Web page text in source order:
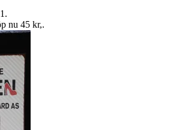
.
nu 45 kr,.